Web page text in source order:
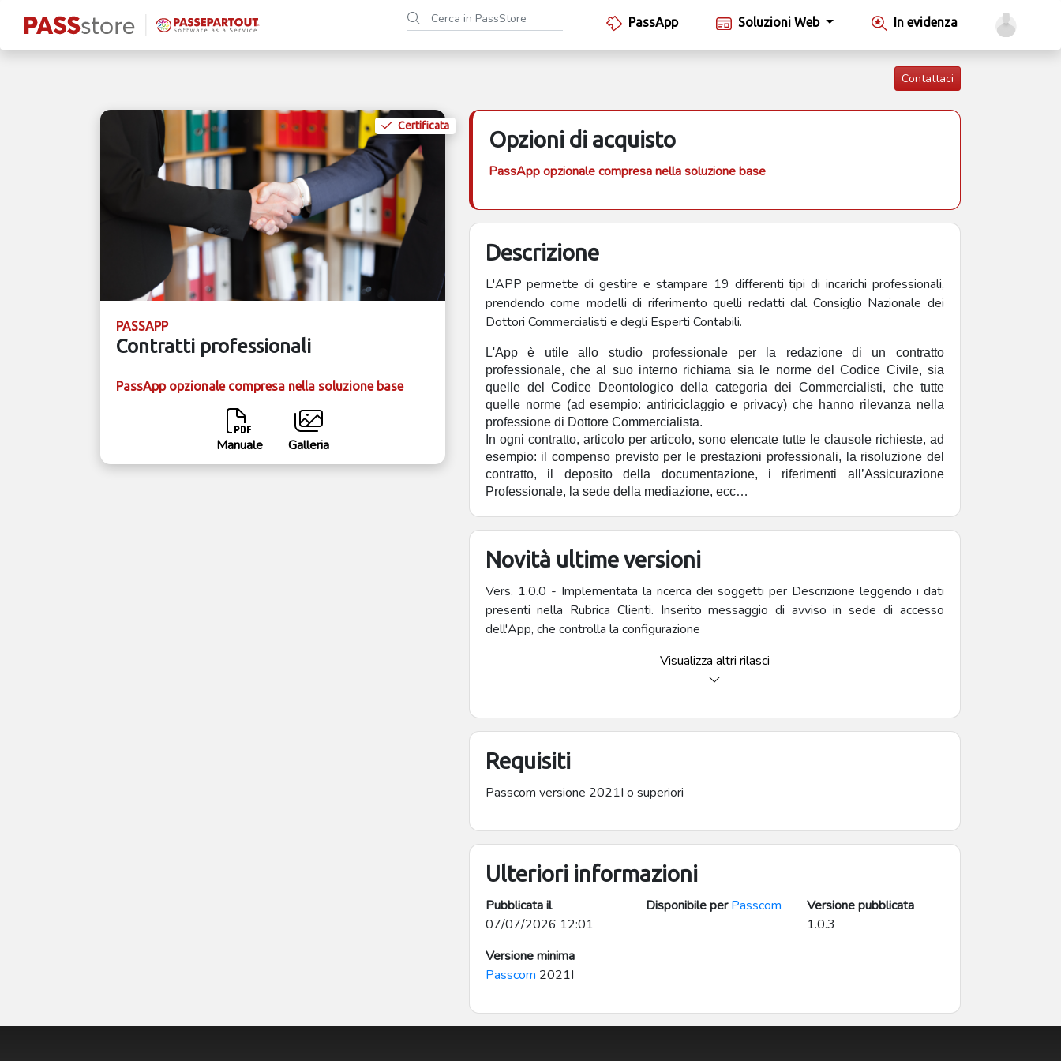
PassApp Soluzioni Web In evidenza
Contattaci
Certificata
PASSAPP
Contratti professionali
PassApp opzionale compresa nella soluzione base
Manuale Galleria
Opzioni di acquisto
PassApp opzionale compresa nella soluzione base
Descrizione
L'APP permette di gestire e stampare 19 differenti tipi di incarichi professionali,
prendendo come modelli di riferimento quelli redatti dal Consiglio Nazionale dei
Dottori Commercialisti e degli Esperti Contabili.
L'App è utile allo studio professionale per la redazione di un contratto
professionale, che al suo interno richiama sia le norme del Codice Civile, sia
quelle del Codice Deontologico della categoria dei Commercialisti, che tutte
quelle norme (ad esempio: antiriciclaggio e privacy) che hanno rilevanza nella
professione di Dottore Commercialista.
In ogni contratto, articolo per articolo, sono elencate tutte le clausole richieste, ad
esempio: il compenso previsto per le prestazioni professionali, la risoluzione del
contratto, il deposito della documentazione, i riferimenti all’Assicurazione
Professionale, la sede della mediazione, ecc…
Novità ultime versioni
Vers. 1.0.0 - Implementata la ricerca dei soggetti per Descrizione leggendo i dati
presenti nella Rubrica Clienti. Inserito messaggio di avviso in sede di accesso
dell'App, che controlla la configurazione
Visualizza altri rilasci
Requisiti
Passcom versione 2021I o superiori
Ulteriori informazioni
Pubblicata il
07/07/2026 12:01
Disponibile per Passcom
Versione pubblicata
1.0.3
Versione minima
Passcom 2021I